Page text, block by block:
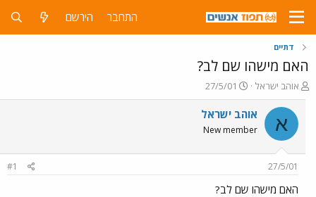
התחבר הירשם
דתיים
האם מישהו שם לב?
פ
ו
ת
ח
ה
ש
א
אוהב ישראל
פ
ו
ר
ם
ר
27/5/01
א אוהב ישראל
New member
27/5/01
#1
האם מישהו שם לב?